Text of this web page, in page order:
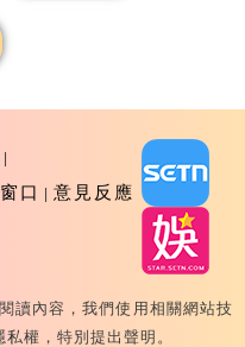
口 意見反應
All Rights
讀內容，我們使用相關網站技
權，特別提出聲明。